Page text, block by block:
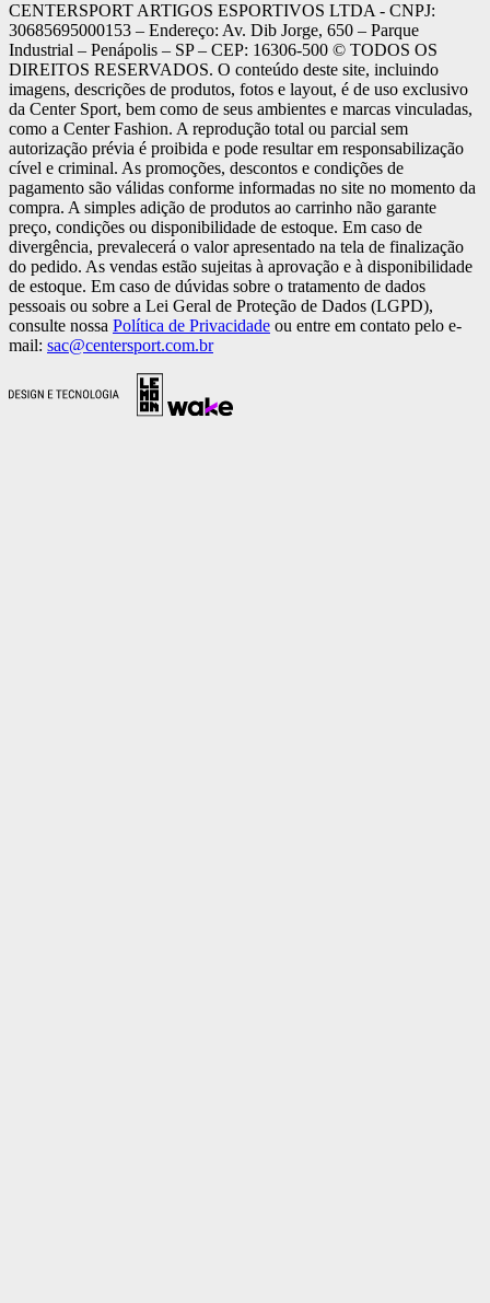
CENTERSPORT ARTIGOS ESPORTIVOS LTDA - CNPJ:
30685695000153 – Endereço: Av. Dib Jorge, 650 – Parque
Industrial – Penápolis – SP – CEP: 16306-500 ©️ TODOS OS
DIREITOS RESERVADOS. O conteúdo deste site, incluindo
imagens, descrições de produtos, fotos e layout, é de uso exclusivo
da Center Sport, bem como de seus ambientes e marcas vinculadas,
como a Center Fashion. A reprodução total ou parcial sem
autorização prévia é proibida e pode resultar em responsabilização
cível e criminal. As promoções, descontos e condições de
pagamento são válidas conforme informadas no site no momento da
compra. A simples adição de produtos ao carrinho não garante
preço, condições ou disponibilidade de estoque. Em caso de
divergência, prevalecerá o valor apresentado na tela de finalização
do pedido. As vendas estão sujeitas à aprovação e à disponibilidade
de estoque. Em caso de dúvidas sobre o tratamento de dados
pessoais ou sobre a Lei Geral de Proteção de Dados (LGPD),
consulte nossa Política de Privacidade ou entre em contato pelo e-
mail: sac@centersport.com.br